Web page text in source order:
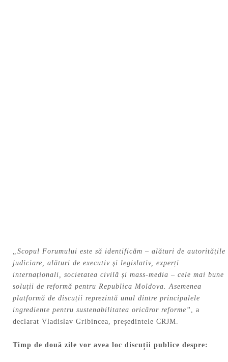
Scopul Forumului este să identificăm – alături de autoritățile
judiciare, alături de executiv și legislativ, experți
internaționali, societatea civilă și mass-media – cele mai bune
soluții de reformă pentru Republica Moldova. Asemenea
platformă de discuții reprezintă unul dintre principalele
ingrediente pentru sustenabilitatea oricăror reforme ”
, a
declarat Vladislav Gribincea, președintele CRJM.
Timp de două zile vor avea loc discuții publice despre: